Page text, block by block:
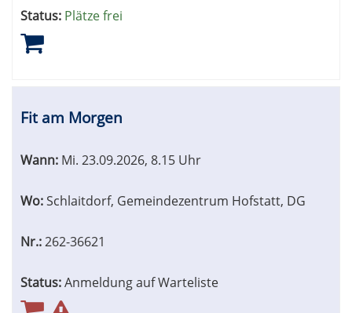
Status: Plätze frei
Fit am Morgen
Wann: Mi. 23.09.2026, 8.15 Uhr
Wo:Schlaitdorf, Gemeindezentrum Hofstatt, DG
Nr.:262-36621
Status:Anmeldung auf Warteliste